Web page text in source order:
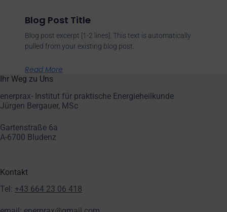
Blog Post Title
Blog post excerpt [1-2 lines]. This text is automatically
pulled from your existing blog post.
Read More
Ihr Weg zu Uns
enerprax- Institut für praktische Energieheilkunde
Jürgen Bergauer, MSc
Gartenstraße 6a
A-6700 Bludenz
Kontakt
Tel: +43 664 23 06 418